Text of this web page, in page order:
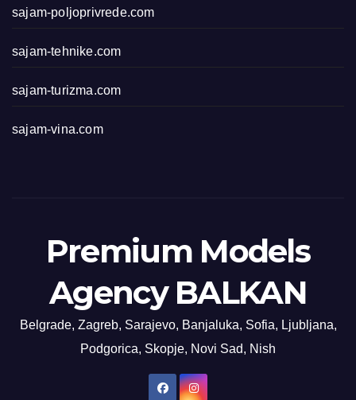
sajam-poljoprivrede.com
sajam-tehnike.com
sajam-turizma.com
sajam-vina.com
Premium Models
Agency BALKAN
Belgrade, Zagreb, Sarajevo, Banjaluka, Sofia, Ljubljana,
Podgorica, Skopje, Novi Sad, Nish